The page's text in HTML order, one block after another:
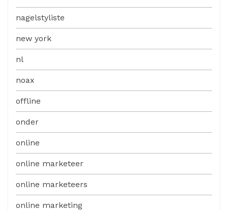
nagelstyliste
new york
nl
noax
offline
onder
online
online marketeer
online marketeers
online marketing